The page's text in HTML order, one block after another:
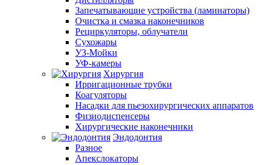
Запечатывающие устройства (ламинаторы)
Очистка и смазка наконечников
Рециркуляторы, облучатели
Сухожары
УЗ-Мойки
УФ-камеры
Хирургия
Ирригационные трубки
Коагуляторы
Насадки для пьезохирургических аппаратов
Физиодиспенсеры
Хирургические наконечники
Эндодонтия
Разное
Апекслокаторы